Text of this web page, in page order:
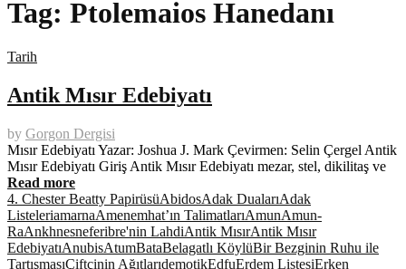
Tag: Ptolemaios Hanedanı
Tarih
Antik Mısır Edebiyatı
by Gorgon Dergisi
Mısır Edebiyatı Yazar: Joshua J. Mark Çevirmen: Selin Çergel Antik
Mısır Edebiyatı Giriş Antik Mısır Edebiyatı mezar, stel, dikilitaş ve
Read more
4. Chester Beatty PapirüsüAbidosAdak DualarıAdak
ListeleriamarnaAmenemhat’ın TalimatlarıAmunAmun-
RaAnkhnesneferibre'nin LahdiAntik MısırAntik Mısır
EdebiyatıAnubisAtumBataBelagatlı KöylüBir Bezginin Ruhu ile
TartışmasıÇiftçinin AğıtlarıdemotikEdfuErdem ListesiErken